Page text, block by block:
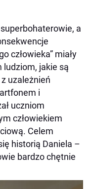
a
człowieka” miały
ludziom, jakie są
uzależnień
i
uczniom
człowiekiem
Celem
historią Daniela –
bardzo chętnie